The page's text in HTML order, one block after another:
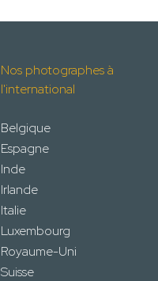
Nos photographes à
l'international
Belgique
Espagne
Inde
Irlande
Italie
Luxembourg
Royaume-Uni
Suisse